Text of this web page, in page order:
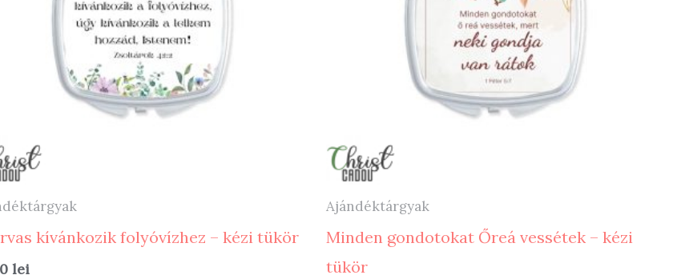
kívánkozik folyóvízhez – kézi tükör
lei
Ajándéktárgyak
Minden gondotokat Őreá vessétek – kézi
tükör